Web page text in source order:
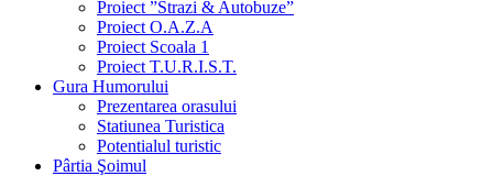
Proiect ”Strazi & Autobuze”
Proiect O.A.Z.A
Proiect Scoala 1
Proiect T.U.R.I.S.T.
Gura Humorului
Prezentarea orasului
Statiunea Turistica
Potentialul turistic
Pârtia Şoimul